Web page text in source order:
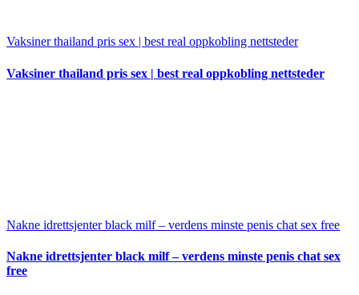
Vaksiner thailand pris sex | best real oppkobling nettsteder
Vaksiner thailand pris sex | best real oppkobling nettsteder
Nakne idrettsjenter black milf – verdens minste penis chat sex free
Nakne idrettsjenter black milf – verdens minste penis chat sex
free